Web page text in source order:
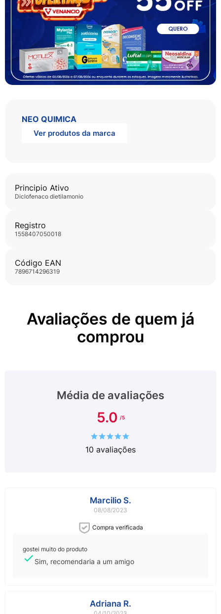
NEO QUIMICA
Ver produtos da marca
Principio Ativo
diclofenaco dietilamonio
Registro
1558407050018
Código EAN
7896714296319
Avaliações de quem já
comprou
Média de avaliações
5.0
10 avaliações
Marcilio S.
08/08/2023
Compra verificada
gostei muito do produto
Sim, recomendaria a um amigo
Adriana R.